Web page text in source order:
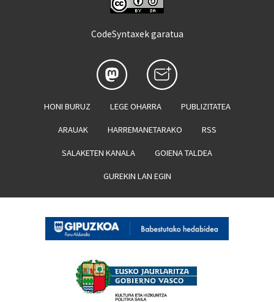
CodeSyntaxek garatua
HONI BURUZ LEGE OHARRA PUBLIZITATEA
ARAUAK HARREMANETARAKO RSS
SALAKETEN KANALA GOIENA TALDEA
GUREKIN LAN EGIN